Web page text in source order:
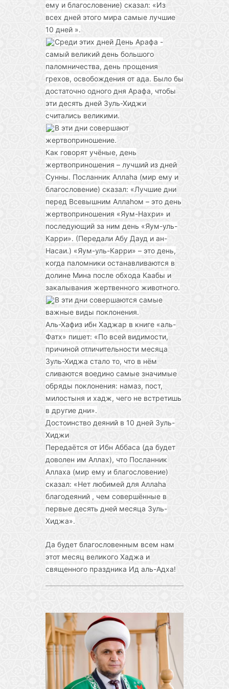
ему и благословение) сказал: «Из
всех дней этого мира самые лучшие
10 дней ».
Среди этих дней День Арафа -
самый великий день большого
паломничества, день прощения
грехов, освобождения от ада. Было бы
достаточно одного дня Арафа, чтобы
эти десять дней Зуль-Хиджи
считались великими.
В эти дни совершают
жертвоприношение.
Как говорят учёные, день
жертвоприношения – лучший из дней
Сунны. Посланник Аллаhа (мир ему и
благословение) сказал: «Лучшие дни
перед Всевышним Аллаhом – это день
жертвоприношения «Яум-Нахри» и
последующий за ним день «Яум-уль-
Карри». (Передали Абу Дауд и ан-
Насаи.) «Яум-уль-Карри» – это день,
когда паломники останавливаются в
долине Мина после обхода Каабы и
закалывания жертвенного животного.
В эти дни совершаются самые
важные виды поклонения.
Аль-Хафиз ибн Хаджар в книге «аль-
Фатх» пишет: «По всей видимости,
причиной отличительности месяца
Зуль-Хиджа стало то, что в нём
сливаются воедино самые значимые
обряды поклонения: намаз, пост,
милостыня и хадж, чего не встретишь
в другие дни».
Достоинство деяний в 10 дней Зуль-
Хиджи
Передаётся от Ибн Аббаса (да будет
доволен им Аллах), что Посланник
Аллаха (мир ему и благословение)
сказал: «Нет любимей для Аллаhа
благодеяний , чем совершённые в
первые десять дней месяца Зуль-
Хиджа».
Да будет благословенным всем нам
этот месяц великого Хаджа и
священного праздника Ид аль-Адха!